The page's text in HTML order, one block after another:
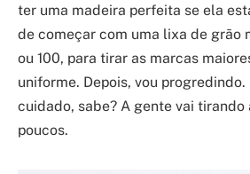
ter uma madeira perfeita se ela
de começar com uma lixa de grão
ou 100, para tirar as marcas
uniforme. Depois, vou progredindo.
cuidado, sabe? A gente vai tirando
poucos.